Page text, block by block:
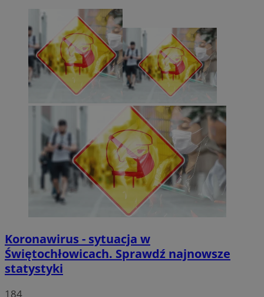
Koronawirus - sytuacja w
Świętochłowicach. Sprawdź najnowsze
statystyki
184